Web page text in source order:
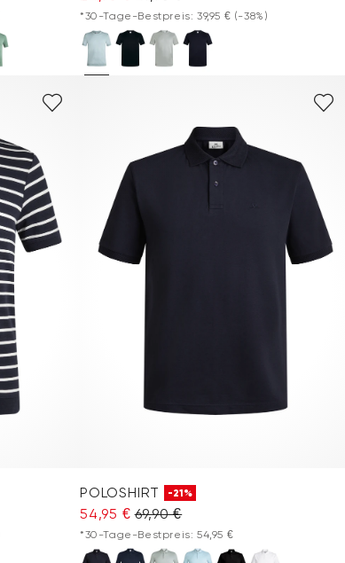
*30-Tage-Bestpreis: 39,95 € (-38%)
POLOSHIRT -21%
54,95 € 69,90 €
*30-Tage-Bestpreis: 54,95 €